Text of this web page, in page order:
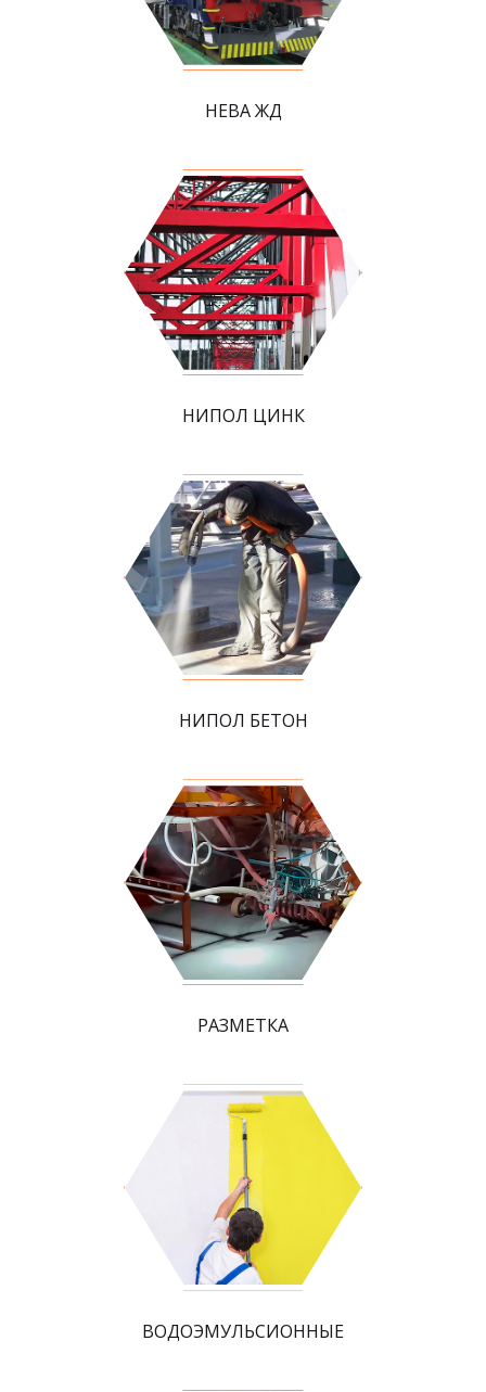
НЕВА ЖД
НИПОЛ ЦИНК
НИПОЛ БЕТОН
РАЗМЕТКА
ВОДОЭМУЛЬСИОННЫЕ